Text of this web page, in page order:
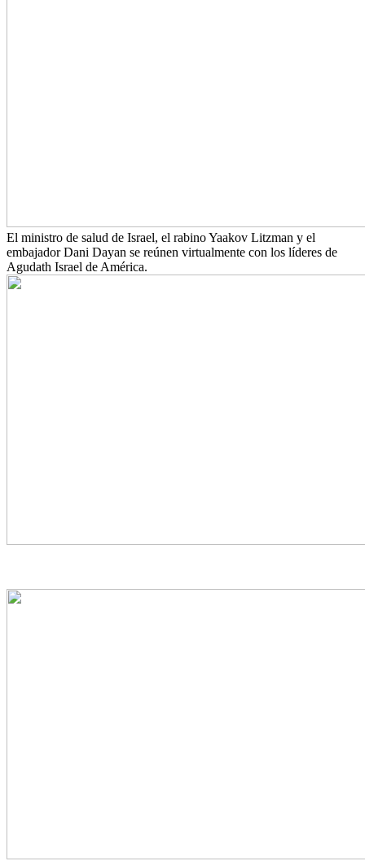
El ministro de salud de Israel, el rabino Yaakov Litzman y el
embajador Dani Dayan se reúnen virtualmente con los líderes de
Agudath Israel de América.